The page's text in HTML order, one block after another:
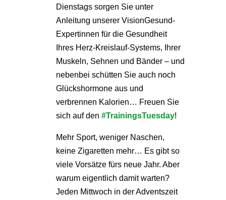
Dienstags sorgen Sie unter
Anleitung unserer VisionGesund-
Expertinnen für die Gesundheit
Ihres Herz-Kreislauf-Systems, Ihrer
Muskeln, Sehnen und Bänder – und
nebenbei schütten Sie auch noch
Glückshormone aus und
verbrennen Kalorien… Freuen Sie
sich auf den #TrainingsTuesday!
Mehr Sport, weniger Naschen,
keine Zigaretten mehr… Es gibt so
viele Vorsätze fürs neue Jahr. Aber
warum eigentlich damit warten?
Jeden Mittwoch in der Adventszeit